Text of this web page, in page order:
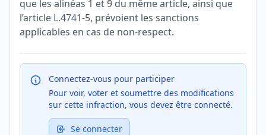
que les alinéas 1 et 9 du même article, ainsi que
l’article L.4741-5, prévoient les sanctions
applicables en cas de non-respect.
Connectez-vous pour participer
Pour voir, voter et soumettre des modifications
sur cette infraction, vous devez être connecté.
Se connecter